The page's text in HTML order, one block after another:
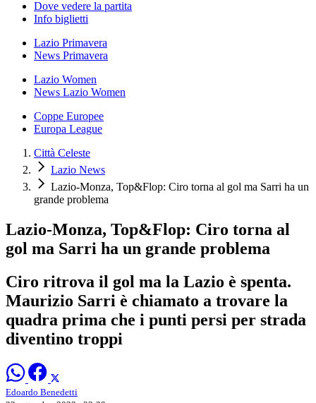
Dove vedere la partita
Info biglietti
Lazio Primavera
News Primavera
Lazio Women
News Lazio Women
Coppe Europee
Europa League
Città Celeste
Lazio News
Lazio-Monza, Top&Flop: Ciro torna al gol ma Sarri ha un
grande problema
Lazio-Monza, Top&Flop: Ciro torna al
gol ma Sarri ha un grande problema
Ciro ritrova il gol ma la Lazio è spenta.
Maurizio Sarri è chiamato a trovare la
quadra prima che i punti persi per strada
diventino troppi
Edoardo Benedetti